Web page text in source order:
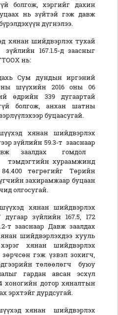
болгож, хэргийг дахин
нь зүйтэй гэж давж
дүгнэлээ.
хянан шийдвэрлэх тухай
167.1.5-д заасныг
нь:
Сум дундын иргэний
шүүхийн 2016 оны 06
өдрийн 339 дугаартай
болгож, анхан шатны
буцаасугай.
хянан шийдвэрлэх
зүйлийн 59.3-т зааснаар
заалдах гомдол
хураамжинд
төгрөгийг Төрийн
захирамжаар буцаан
олгосугай.
хянан шийдвэрлэх
зүйлийн 167.5, 172
т зааснаар Давж заалдах
шийдвэрлэхдээ хууль
хянан шийдвэрлэх
гэж үзвэл зохигч,
төлөөлөгч буюу
гардан авсан эсхүл
хоногийн дотор хяналтын
эрхтэйг дурдсугай.
хянан шийдвэрлэх